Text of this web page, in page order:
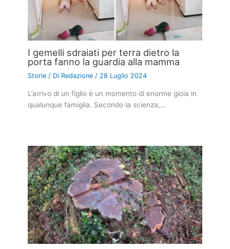
I gemelli sdraiati per terra dietro la
porta fanno la guardia alla mamma
Storie / Di Redazione / 28 Luglio 2024
L’arrivo di un figlio è un momento di enorme gioia in
qualunque famiglia. Secondo la scienza,…